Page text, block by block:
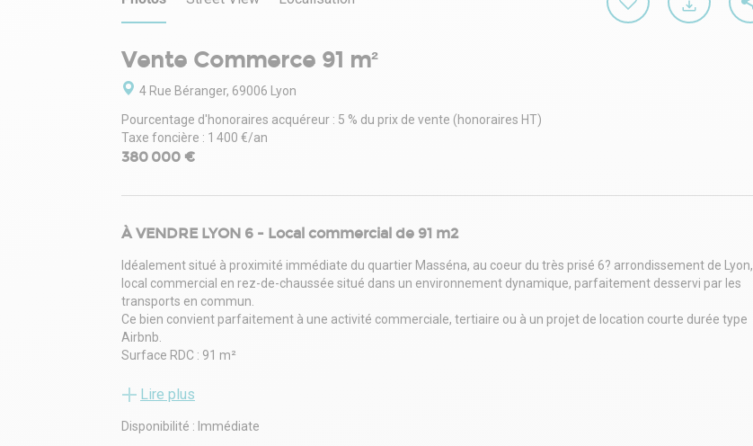
Vente Commerce 91 m²
4 Rue Béranger, 69006 Lyon
Pourcentage d'honoraires acquéreur : 5 % du prix de vente (honoraires HT)
Taxe foncière : 1 400 €/an
380 000 €
À VENDRE LYON 6 - Local commercial de 91 m2
Idéalement situé à proximité immédiate du quartier Masséna, au coeur du très prisé 6? arrondissement de Lyon,
local commercial en rez-de-chaussée situé dans un environnement dynamique, parfaitement desservi par les
transports en commun.
Ce bien convient parfaitement à une activité commerciale, tertiaire ou à un projet de location courte durée type
Airbnb.
Surface RDC : 91 m²
Bus Charpennes (Ligne C2, Ligne C16, Ligne C17, Ligne 27, Ligne 37, Ligne 70, Ligne PL1)
Tram Charpennes (Ligne T1, Ligne T4)
Lire plus
Disponibilité : Immédiate